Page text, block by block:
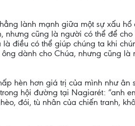
lành mạnh giữa một sự xấu hổ
cũng là người có thể để cho
điều có thể giúp chúng ta khi
dành cho Chúa, nhưng cũng
hèn hơn giá trị của mình như ân
hội đường tại Nagiarét: “anh
đói, tù nhân của chiến tranh,